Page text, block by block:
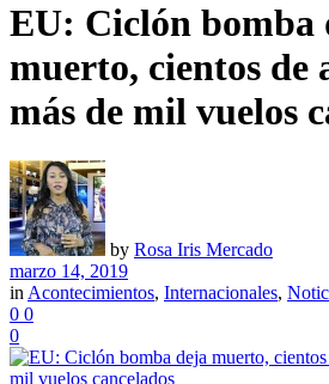
EU: Ciclón bomba
muerto, cientos de
más de mil vuelos
by Rosa Iris Mercado
marzo 14, 2019
in Acontecimientos, Internacionales,
0 0
0